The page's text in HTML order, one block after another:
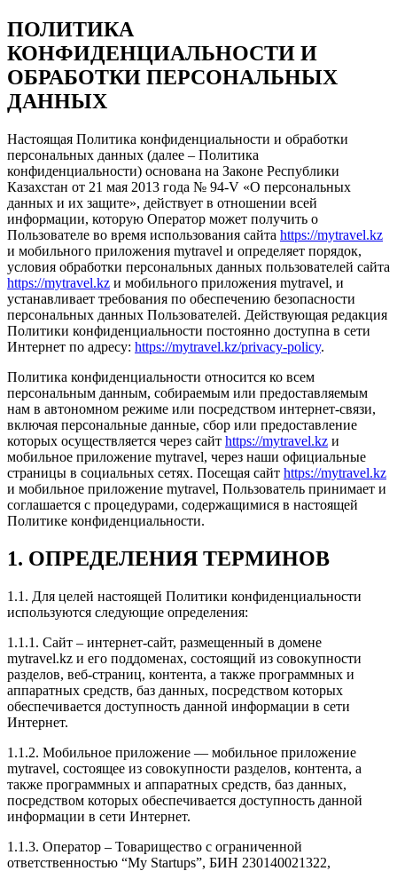
ПОЛИТИКА
КОНФИДЕНЦИАЛЬНОСТИ И
ОБРАБОТКИ ПЕРСОНАЛЬНЫХ
ДАННЫХ
Настоящая Политика конфиденциальности и обработки
персональных данных (далее – Политика
конфиденциальности) основана на Законе Республики
Казахстан от 21 мая 2013 года № 94-V «О персональных
данных и их защите», действует в отношении всей
информации, которую Оператор может получить о
Пользователе во время использования сайта https://mytravel.kz
и мобильного приложения mytravel и определяет порядок,
условия обработки персональных данных пользователей сайта
https://mytravel.kz и мобильного приложения mytravel, и
устанавливает требования по обеспечению безопасности
персональных данных Пользователей. Действующая редакция
Политики конфиденциальности постоянно доступна в сети
Интернет по адресу: https://mytravel.kz/privacy-policy.
Политика конфиденциальности относится ко всем
персональным данным, собираемым или предоставляемым
нам в автономном режиме или посредством интернет-связи,
включая персональные данные, сбор или предоставление
которых осуществляется через сайт https://mytravel.kz и
мобильное приложение mytravel, через наши официальные
страницы в социальных сетях. Посещая сайт https://mytravel.kz
и мобильное приложение mytravel, Пользователь принимает и
соглашается с процедурами, содержащимися в настоящей
Политике конфиденциальности.
1. ОПРЕДЕЛЕНИЯ ТЕРМИНОВ
1.1. Для целей настоящей Политики конфиденциальности
используются следующие определения:
1.1.1. Сайт – интернет-сайт, размещенный в домене
mytravel.kz и его поддоменах, состоящий из совокупности
разделов, веб-страниц, контента, а также программных и
аппаратных средств, баз данных, посредством которых
обеспечивается доступность данной информации в сети
Интернет.
1.1.2. Мобильное приложение — мобильное приложение
mytravel, состоящее из совокупности разделов, контента, а
также программных и аппаратных средств, баз данных,
посредством которых обеспечивается доступность данной
информации в сети Интернет.
1.1.3. Оператор – Товарищество с ограниченной
ответственностью “My Startups”, БИН 230140021322,